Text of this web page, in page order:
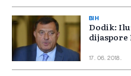
BIH
Dodik:
dijaspore
17. 06. 2018.